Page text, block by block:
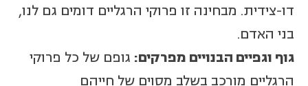
דו-צידית. מבחינה זו פרוקי הרגליים דומים גם לנו,
בני האדם.
גוף וגפיים הבנויים מפרקים: גופם של כל פרוקי
הרגליים מורכב בשלב מסוים של חייהם